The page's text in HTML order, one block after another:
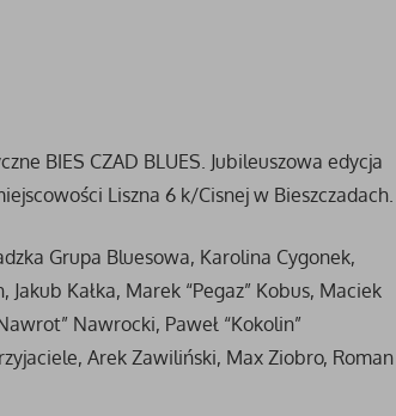
BIES CZAD BLUES. Jubileuszowa edycja
Liszna 6 k/Cisnej w Bieszczadach.
Grupa Bluesowa, Karolina Cygonek,
Kałka, Marek “Pegaz” Kobus, Maciek
Nawrocki, Paweł “Kokolin”
Arek Zawiliński, Max Ziobro, Roman